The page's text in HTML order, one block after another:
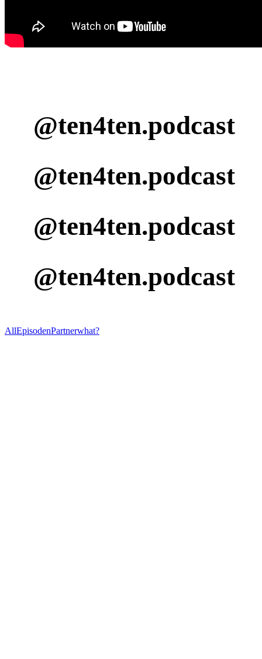
@ten4ten.podcast
@ten4ten.podcast
@ten4ten.podcast
@ten4ten.podcast
AllEpisodenPartnerwhat?